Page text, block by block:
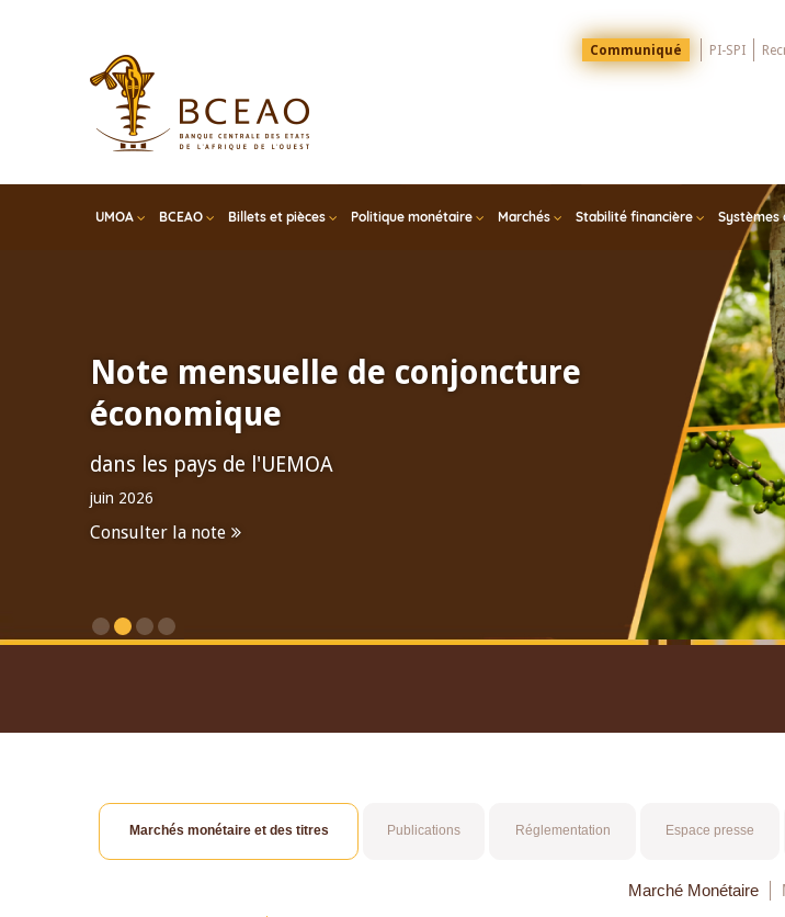
Menu
Top
Communiqué PI-SPI
UMOA BCEAO Billets et pièces Politique monétaire Marchés Stabilité financière Systèmes
Note mensuelle de conjoncture
économique
dans les pays de l'UEMOA
juin 2026
Consulter la note
Marchés monétaire et des titres Publications Réglementation Espace presse
Marché Monétaire